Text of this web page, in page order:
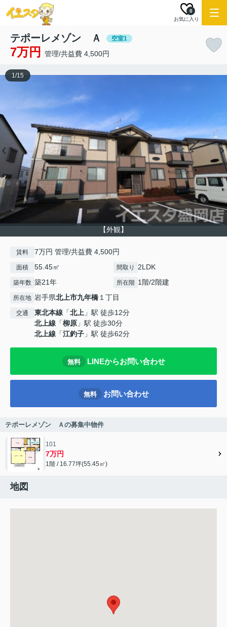
お気に入り
0
テポーレメゾン Ａ 空室1
7万円 管理/共益費 4,500円
【外観】
1/15
賃料 7万円 管理/共益費 4,500円
面積 55.45㎡ 間取り 2LDK
築年数 築21年 所在階 1階/2階建
所在地 岩手県北上市九年橋１丁目
交通 東北本線 「北上 」駅 徒歩12分
北上線 「柳原 」駅 徒歩30分
北上線 「江釣子 」駅 徒歩62分
無料 LINEからお問い合わせ
無料 お問い合わせ
テポーレメゾン Ａの募集中物件
101
7万円
1階 / 16.77坪(55.45㎡)
地図